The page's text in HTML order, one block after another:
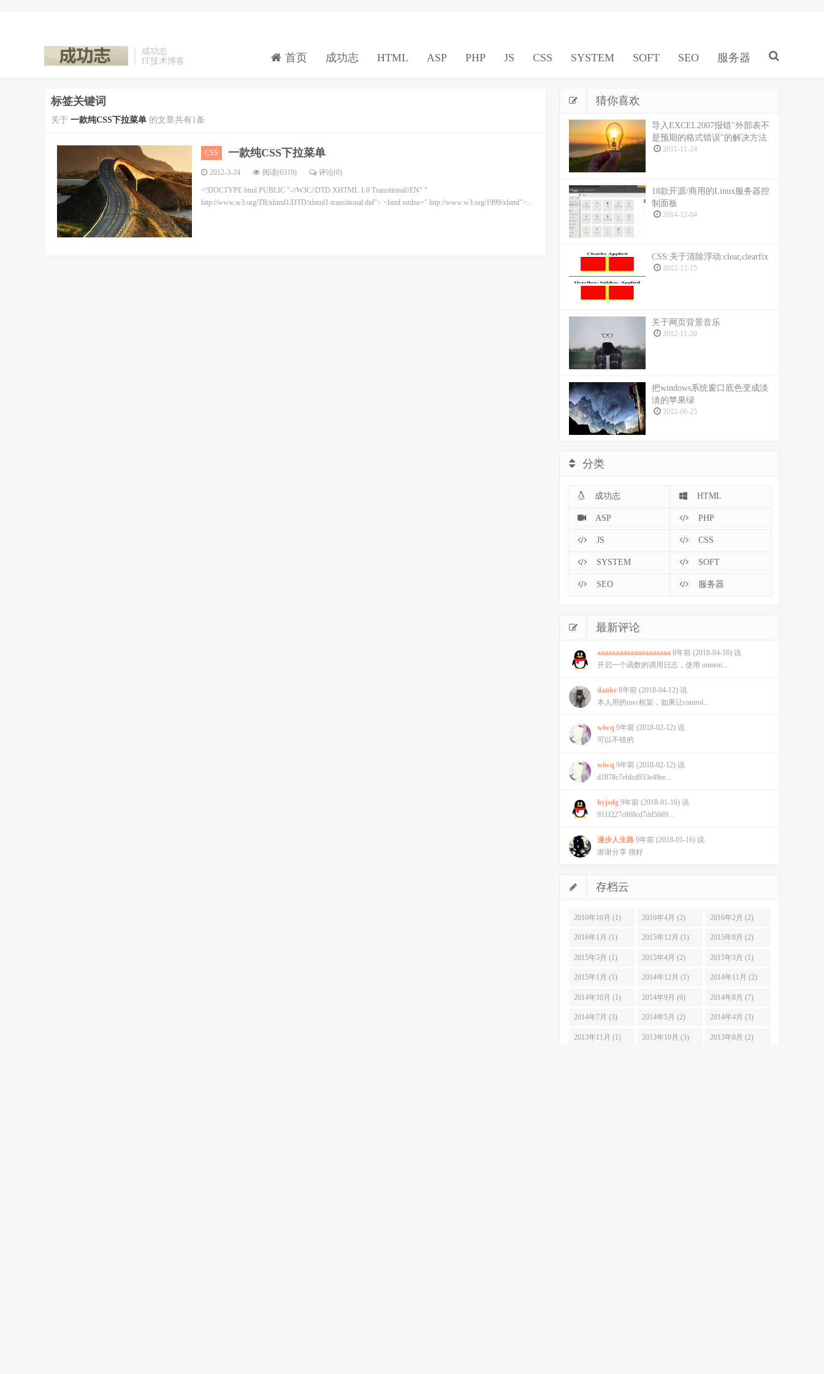
成功志
IT技术博客
首页 成功志 HTML ASP PHP JS CSS SYSTEM SOFT SEO 服务器
标签关键词
关于 一款纯CSS下拉菜单 的文章共有1条
CSS 一款纯CSS下拉菜单
2012-3-24 阅读(6319) 评论(0)
<!DOCTYPE html PUBLIC "-//W3C//DTD XHTML 1.0 Transitional//EN" "
http://www.w3.org/TR/xhtml1/DTD/xhtml1-transitional.dtd"> <html xmlns=" http://www.w3.org/1999/xhtml">...
猜你喜欢
导入EXCEL2007报错"外部表不
是预期的格式错误"的解决方法
2011-11-24
18款开源/商用的Linux服务器控
制面板
2014-12-04
CSS:关于清除浮动:clear,clearfix
2012-12-15
关于网页背景音乐
2012-11-20
把windows系统窗口底色变成淡
淡的苹果绿
2012-06-25
分类
成功志 HTML
ASP PHP
JS CSS
SYSTEM SOFT
SEO 服务器
最新评论
aaaaaaaaaaaaaaaaaaaa 8年前 (2018-04-16) 说
开启一个函数的调用日志，使用 unmon...
danke 8年前 (2018-04-12) 说
本人用的mvc框架，如果让control...
wiwq 9年前 (2018-02-12) 说
可以不错的
wiwq 9年前 (2018-02-12) 说
d1878c7efdcd933e49ee...
hyjsdg 9年前 (2018-01-16) 说
911f227c868cd7dd5669...
漫步人生路 9年前 (2018-01-16) 说
谢谢分享 很好
存档云
2016年10月 (1) 2016年4月 (2) 2016年2月 (2)
2016年1月 (1) 2015年12月 (1) 2015年8月 (2)
2015年5月 (1) 2015年4月 (2) 2015年3月 (1)
2015年1月 (1) 2014年12月 (1) 2014年11月 (2)
2014年10月 (1) 2014年9月 (6) 2014年8月 (7)
2014年7月 (3) 2014年5月 (2) 2014年4月 (3)
2013年11月 (1) 2013年10月 (3) 2013年8月 (2)